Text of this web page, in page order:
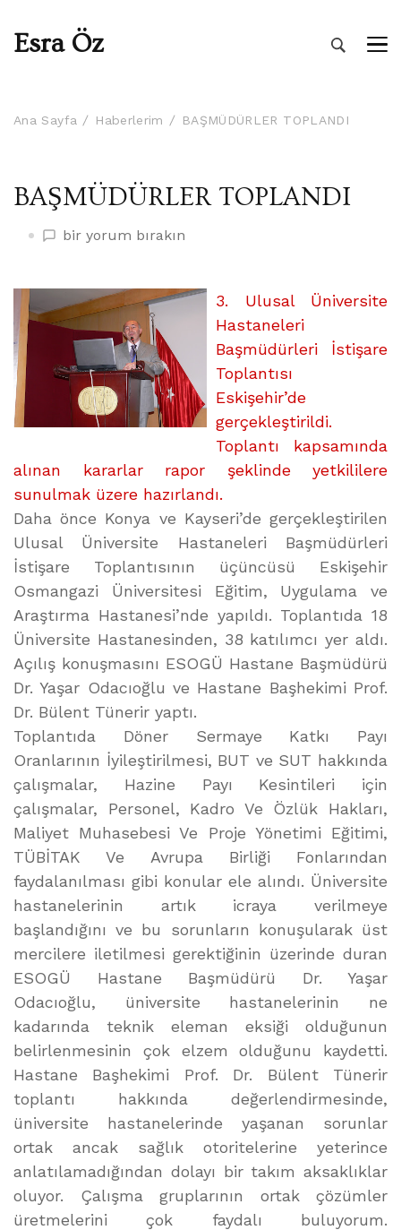
Esra Öz
Ana Sayfa Haberlerim BAŞMÜDÜRLER TOPLANDI
BAŞMÜDÜRLER TOPLANDI
BAŞMÜDÜRLER
bir yorum bırakın
3. Ulusal Üniversite
Hastaneleri
Başmüdürleri İstişare
Toplantısı
Eskişehir’de
gerçekleştirildi.
Toplantı kapsamında
alınan kararlar rapor şeklinde yetkililere
sunulmak üzere hazırlandı.
Daha önce Konya ve Kayseri’de gerçekleştirilen
Ulusal Üniversite Hastaneleri Başmüdürleri
İstişare Toplantısının üçüncüsü Eskişehir
Osmangazi Üniversitesi Eğitim, Uygulama ve
Araştırma Hastanesi’nde yapıldı. Toplantıda 18
Üniversite Hastanesinden, 38 katılımcı yer aldı.
Açılış konuşmasını ESOGÜ Hastane Başmüdürü
Dr. Yaşar Odacıoğlu ve Hastane Başhekimi Prof.
Dr. Bülent Tünerir yaptı.
Toplantıda Döner Sermaye Katkı Payı
Oranlarının İyileştirilmesi, BUT ve SUT hakkında
çalışmalar, Hazine Payı Kesintileri için
çalışmalar, Personel, Kadro Ve Özlük Hakları,
Maliyet Muhasebesi Ve Proje Yönetimi Eğitimi,
TÜBİTAK Ve Avrupa Birliği Fonlarından
faydalanılması gibi konular ele alındı. Üniversite
hastanelerinin artık icraya verilmeye
başlandığını ve bu sorunların konuşularak üst
mercilere iletilmesi gerektiğinin üzerinde duran
ESOGÜ Hastane Başmüdürü Dr. Yaşar
Odacıoğlu, üniversite hastanelerinin ne
kadarında teknik eleman eksiği olduğunun
belirlenmesinin çok elzem olduğunu kaydetti.
Hastane Başhekimi Prof. Dr. Bülent Tünerir
toplantı hakkında değerlendirmesinde,
üniversite hastanelerinde yaşanan sorunlar
ortak ancak sağlık otoritelerine yeterince
anlatılamadığından dolayı bir takım aksaklıklar
oluyor. Çalışma gruplarının ortak çözümler
üretmelerini çok faydalı buluyorum.